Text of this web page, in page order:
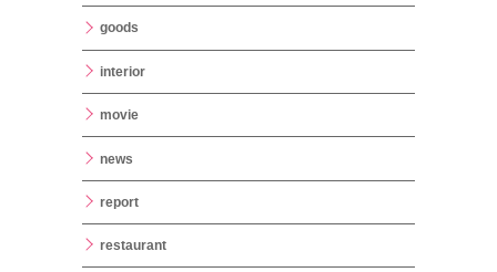
goods
interior
movie
news
report
restaurant